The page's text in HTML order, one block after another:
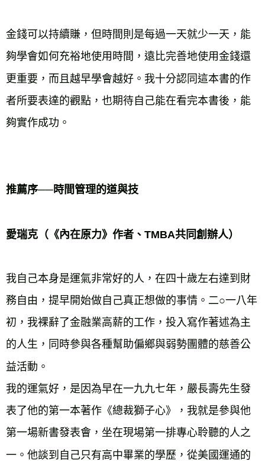
金錢可以持續賺，但時間則是每過一天就少一天，能
夠學會如何充裕地使用時間，遠比完善地使用金錢還
更重要，而且越早學會越好。我十分認同這本書的作
者所要表達的觀點，也期待自己能在看完本書後，能
夠實作成功。
推薦序──時間管理的道與技
愛瑞克（《內在原力》作者、TMBA共同創辦人）
我自己本身是運氣非常好的人，在四十歲左右達到財
務自由，提早開始做自己真正想做的事情。二○一八年
初，我裸辭了金融業高薪的工作，投入寫作著述為主
的人生，同時參與各種幫助偏鄉與弱勢團體的慈善公
益活動。
我的運氣好，是因為早在一九九七年，嚴長壽先生發
表了他的第一本著作《總裁獅子心》，我就是參與他
第一場新書發表會，坐在現場第一排專心聆聽的人之
一。他談到自己只有高中畢業的學歷，從美國運通的